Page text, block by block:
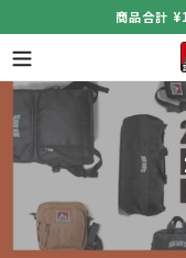
ン
テ
ン
に
商品合計